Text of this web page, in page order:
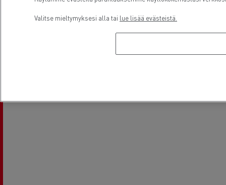
Valitse mieltymyksesi alla tai lue lisää evästeistä.